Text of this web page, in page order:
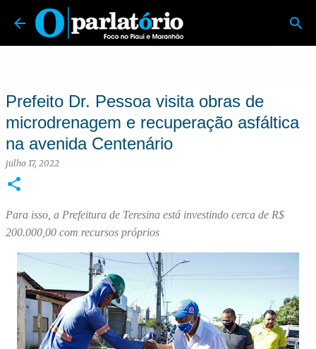
Pular para o conteúdo principal
O Parlatório | Foco no Piauí e Maranhão
Prefeito Dr. Pessoa visita obras de
microdrenagem e recuperação asfáltica
na avenida Centenário
julho 17, 2022
Para isso, a Prefeitura de Teresina está investindo cerca de R$
200.000,00 com recursos próprios